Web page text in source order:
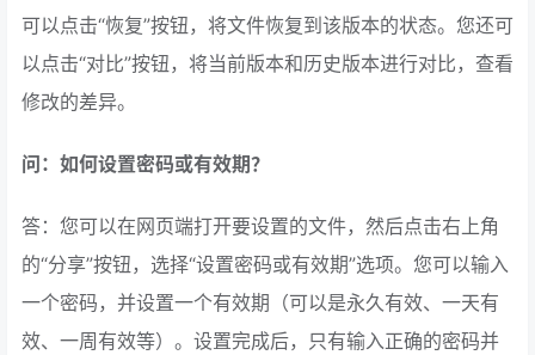
可以点击“恢复”按钮，将文件恢复到该版本的状态。您还可
以点击“对比”按钮，将当前版本和历史版本进行对比，查看
修改的差异。
问：如何设置密码或有效期？
答：您可以在网页端打开要设置的文件，然后点击右上角
的“分享”按钮，选择“设置密码或有效期”选项。您可以输入
一个密码，并设置一个有效期（可以是永久有效、一天有
效、一周有效等）。设置完成后，只有输入正确的密码并